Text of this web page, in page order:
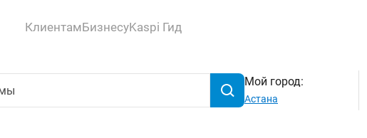
КлиентамБизнесуKaspi Гид
Мой город:
Астана